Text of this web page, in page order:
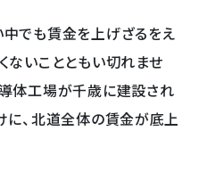
でも賃金を上げざるをえ
ないことともい切れませ
体工場が千歳に建設され
に、北道全体の賃金が底上